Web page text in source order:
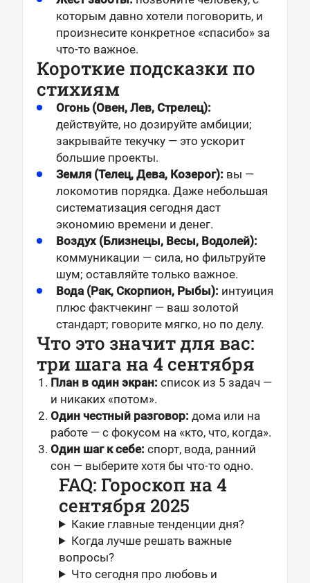
которым давно хотели поговорить, и
произнесите конкретное «спасибо» за
что-то важное.
Короткие подсказки по
стихиям
Огонь (Овен, Лев, Стрелец):
действуйте, но дозируйте амбиции;
закрывайте текучку — это ускорит
большие проекты.
Земля (Телец, Дева, Козерог): вы —
локомотив порядка. Даже небольшая
систематизация сегодня даст
экономию времени и денег.
Воздух (Близнецы, Весы, Водолей):
коммуникации — сила, но фильтруйте
шум; оставляйте только важное.
Вода (Рак, Скорпион, Рыбы): интуиция
плюс фактчекинг — ваш золотой
стандарт; говорите мягко, но по делу.
Что это значит для вас:
три шага на 4 сентября
План в один экран: список из 5 задач —
и никаких «потом».
Один честный разговор: дома или на
работе — с фокусом на «кто, что, когда».
Один шаг к себе: спорт, вода, ранний
сон — выберите хотя бы что-то одно.
FAQ: Гороскоп на 4
сентября 2025
Какие главные тенденции дня?
Когда лучше решать важные
вопросы?
Что сегодня про любовь и